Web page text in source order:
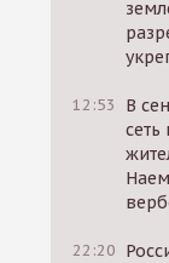
12:53
В
22:20